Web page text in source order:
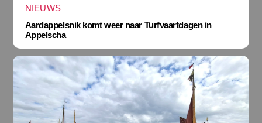
NIEUWS
Aardappelsnik komt weer naar Turfvaartdagen in
Appelscha